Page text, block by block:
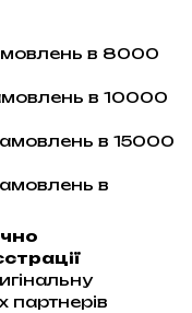
в 8000
в 10000
в 15000
в
партнерів